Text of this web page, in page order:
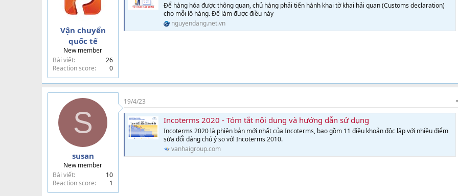
Vận chuyển
quốc tế
New member
Bài viết
26
Reaction score
0
Để hàng hóa được thông quan, chủ hàng phải tiến hành khai tờ khai hải quan (Customs declaration)
cho mỗi lô hàng. Để làm được điều này
nguyendang.net.vn
S
susan
New member
Bài viết
10
Reaction score
1
19/4/23
Incoterms 2020 - Tóm tắt nội dung và hướng dẫn sử dụng
Incoterms 2020 là phiên bản mới nhất của Incoterms, bao gồm 11 điều khoản độc lập với nhiều điểm
sửa đổi đáng chú ý so với Incoterms 2010.
vanhaigroup.com